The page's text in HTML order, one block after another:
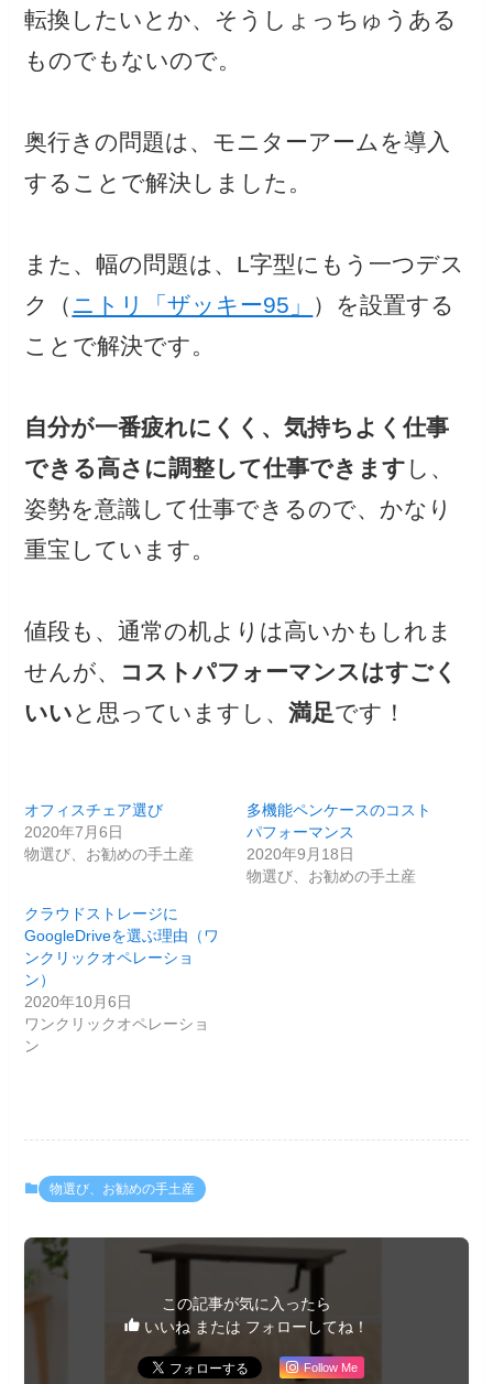
転換したいとか、そうしょっちゅうある
ものでもないので。
奥行きの問題は、モニターアームを導入
することで解決しました。
また、幅の問題は、L字型にもう一つデス
ク（ ニトリ「ザッキー95」
）を設置する
ことで解決です。
自分が一番疲れにくく、気持ちよく仕事
できる高さに調整して仕事できます し、
姿勢を意識して仕事できるので、かなり
重宝しています。
値段も、通常の机よりは高いかもしれま
せんが、
コストパフォーマンスはすごく
いいと思っていますし、満足です！
オフィスチェア選び
2020年7月6日
物選び、お勧めの手土産
多機能ペンケースのコスト
パフォーマンス
2020年9月18日
物選び、お勧めの手土産
クラウドストレージに
GoogleDriveを選ぶ理由（ワ
ンクリックオペレーショ
ン）
2020年10月6日
ワンクリックオペレーショ
ン
物選び、お勧めの手土産
この記事が気に入ったら
いいね または フォローしてね！
Follow Me